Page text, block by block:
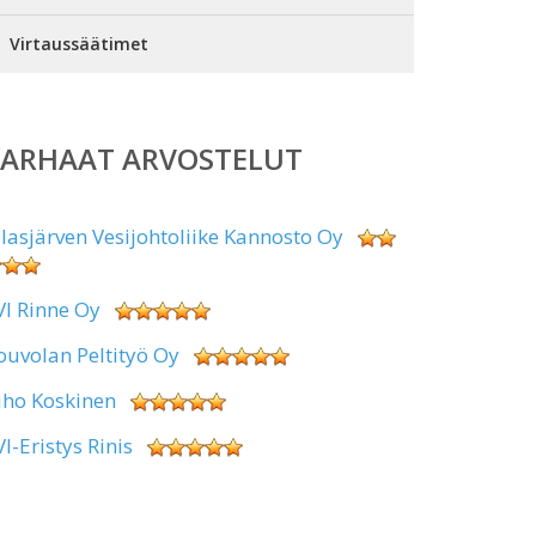
Virtaussäätimet
ARVOSTELUT
Vesijohtoliike Kannosto Oy
Rinne Oy
Peltityö Oy
Koskinen
Eristys Rinis